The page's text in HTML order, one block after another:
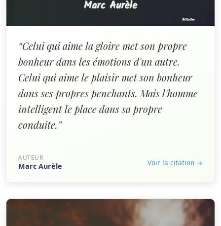
“Celui qui aime la gloire met son propre
bonheur dans les émotions d'un autre.
Celui qui aime le plaisir met son bonheur
dans ses propres penchants. Mais l'homme
intelligent le place dans sa propre
conduite.”
AUTEUR
Marc Aurèle Voir la citation →